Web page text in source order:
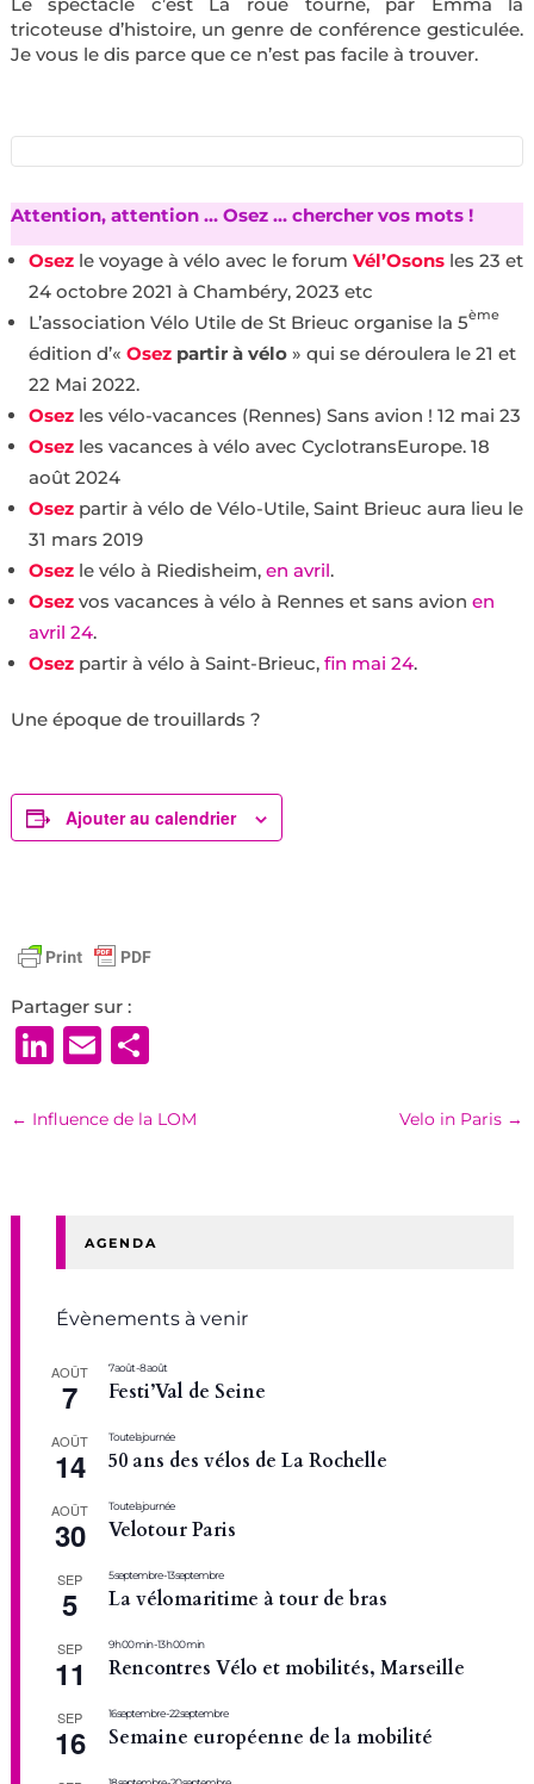
tricoteuse d’histoire, un genre de conférence gesticulée.
Je vous le dis parce que ce n’est pas facile à trouver.
Attention, attention … Osez … chercher vos mots !
Osezle voyage à vélo avec le forum Vél’Osonsles 23 et
24 octobre 2021 à Chambéry, 2023 etc
L’association Vélo Utile de St Brieuc organise la 5ème
édition d’« Osez partir à vélo» qui se déroulera le 21 et
22 Mai 2022.
Osez les vélo-vacances (Rennes) Sans avion ! 12 mai 23
Osezles vacances à vélo avec CyclotransEurope. 18
août 2024
Osez partir à vélo de Vélo-Utile, Saint Brieuc aura lieu le
31 mars 2019
Osezle vélo à Riedisheim, en avril.
Osezvos vacances à vélo à Rennes et sans avion en
avril 24.
Osezpartir à vélo à Saint-Brieuc, fin mai 24.
Une époque de trouillards ?
Ajouter au calendrier
Partager sur :
LinkedIn
EmailPartager
← Influence de la LOM Velo in Paris →
AGENDA
Évènements à venir
AOÛT
7
7 août-8 août
Festi’Val de Seine
AOÛT
14
Toute la journée
50 ans des vélos de La Rochelle
AOÛT
30
Toute la journée
Velotour Paris
SEP
5
5 septembre-13 septembre
La vélomaritime à tour de bras
SEP
11
9 h 00 min-13 h 00 min
Rencontres Vélo et mobilités, Marseille
SEP
16
16 septembre-22 septembre
Semaine européenne de la mobilité